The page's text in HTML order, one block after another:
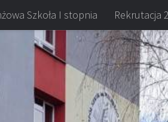
Szkoła I stopnia Rekrutacja